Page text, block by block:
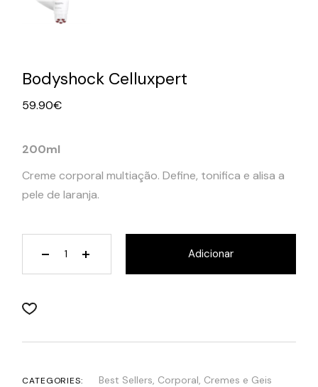
Bodyshock Celluxpert
59.90€
200ml
Creme corporal multiação. Define, tonifica e alisa a
pele de laranja.
Adicionar
CATEGORIES: Best Sellers, Corporal, Cremes e Geis